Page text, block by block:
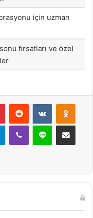
için uzman
fırsatları ve özel
PinterestReddit VKontakte
TelegramViber Line E-Posta ile